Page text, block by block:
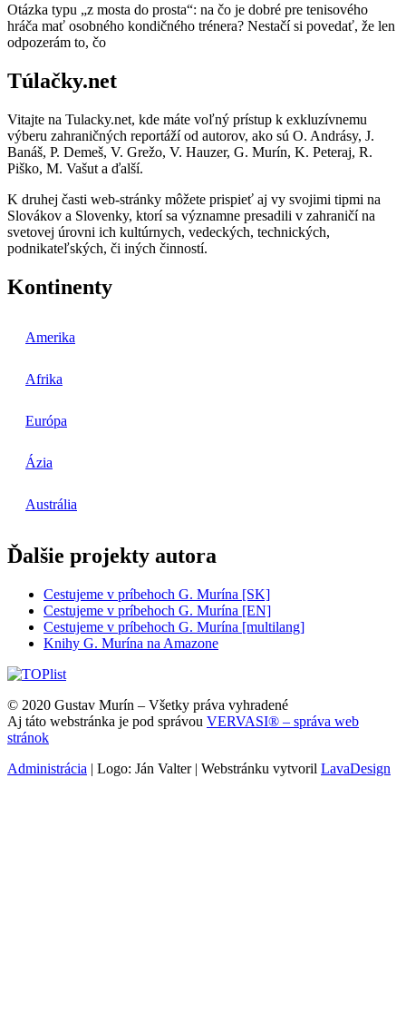
Otázka typu „z mosta do prosta“: na čo je dobré pre tenisového
hráča mať osobného kondičného trénera? Nestačí si povedať, že len
odpozerám to, čo
Túlačky.net
Vitajte na Tulacky.net, kde máte voľný prístup k exkluzívnemu
výberu zahraničných reportáží od autorov, ako sú O. Andrásy, J.
Banáš, P. Demeš, V. Grežo, V. Hauzer, G. Murín, K. Peteraj, R.
Piško, M. Vašut a ďalší.
K druhej časti web-stránky môžete prispieť aj vy svojimi tipmi na
Slovákov a Slovenky, ktorí sa významne presadili v zahraničí na
svetovej úrovni ich kultúrnych, vedeckých, technických,
podnikateľských, či iných činností.
Kontinenty
Amerika
Afrika
Európa
Ázia
Austrália
Ďalšie projekty autora
Cestujeme v príbehoch G. Murína [SK]
Cestujeme v príbehoch G. Murína [EN]
Cestujeme v príbehoch G. Murína [multilang]
Knihy G. Murína na Amazone
© 2020 Gustav Murín – Všetky práva vyhradené
Aj táto webstránka je pod správou VERVASI® – správa web
stránok
Administrácia | Logo: Ján Valter | Webstránku vytvoril LavaDesign